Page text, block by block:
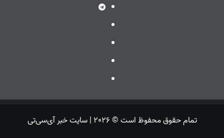
تلگرام
تمام حقوق محفوظ است © 2026 | سایت خبر آی‌سی‌تی